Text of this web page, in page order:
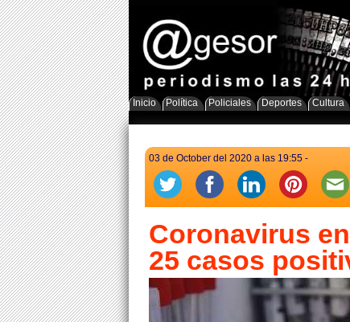
Inicio Política Policiales Deportes Cultura
03 de October del 2020 a las 19:55 -
Coronavirus
25 casos